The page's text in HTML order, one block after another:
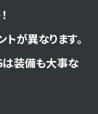
が異なります。
は装備も大事な